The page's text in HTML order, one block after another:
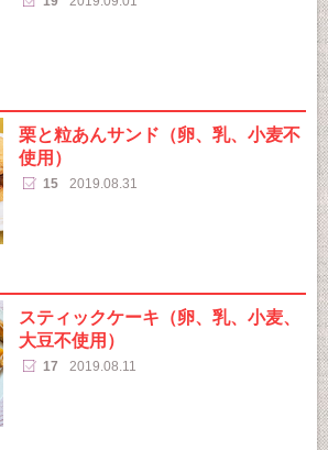
栗と粒あんサンド（卵、乳、小麦不
使用）
15 2019.08.31
スティックケーキ（卵、乳、小麦、
大豆不使用）
17 2019.08.11